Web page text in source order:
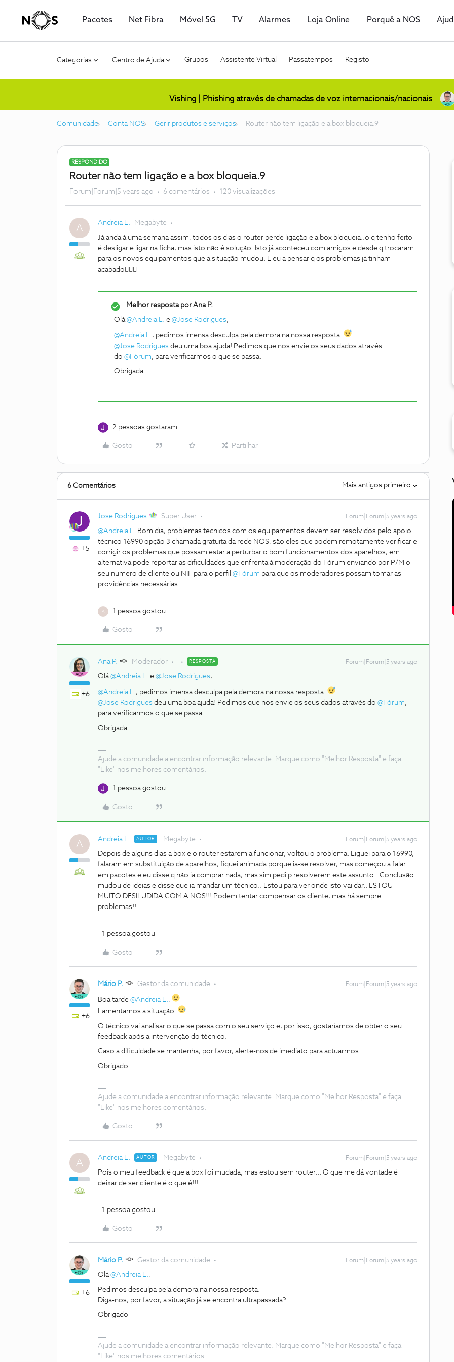
Pacotes Net Fibra Móvel 5G TV Alarmes Loja Online Porquê a NOS
Categorias Centro de Ajuda Grupos Assistente Virtual Passatempos Registo
Vishing | Phishing através de chamadas de voz internacionais/nacionais
Comunidade Conta NOS Gerir produtos e serviços Router não tem ligação e a box bloqueia.9
RESPONDIDO
Router não tem ligação e a box bloqueia.9
Forum|Forum|5 years ago 6 comentários 120 visualizações
A Andreia L. Megabyte
Já anda à uma semana assim, todos os dias o router perde ligação e a box bloqueia..o q tenho feito
é desligar e ligar na ficha, mas isto não é solução. Isto já aconteceu com amigos e desde q trocaram
para os novos equipamentos que a situação mudou. E eu a pensar q os problemas já tinham
acabado🤦🏻‍♀️
Melhor resposta porAna P.
Olá@Andreia L. e @Jose Rodrigues,
@Andreia L., pedimos imensa desculpa pela demora na nossa resposta.
@Jose Rodrigues deu uma boa ajuda! Pedimos que nos envie os seus dados através
do @Fórum, para verificarmos o que se passa.
Obrigada
2 pessoas gostaram
Gosto Partilhar
6 Comentários Mais antigos primeiro
+5
Jose Rodrigues Super User Forum|Forum|5 years ago
@Andreia L. Bom dia, problemas tecnicos com os equipamentos devem ser resolvidos pelo apoio
técnico 16990 opção 3 chamada gratuita da rede NOS, são eles que podem remotamente verificar e
corrigir os problemas que possam estar a perturbar o bom funcionamentos dos aparelhos, em
alternativa pode reportar as dificuldades que enfrenta à moderação do Fórum enviando por P/M o
seu numero de cliente ou NIF para o perfil @Fórum para que os moderadores possam tomar as
providências necessárias.
A 1 pessoa gostou
Gosto
+6
Ana P. Moderador RESPOSTA Forum|Forum|5 years ago
Olá@Andreia L. e @Jose Rodrigues,
@Andreia L., pedimos imensa desculpa pela demora na nossa resposta.
@Jose Rodrigues deu uma boa ajuda! Pedimos que nos envie os seus dados através do @Fórum,
para verificarmos o que se passa.
Obrigada
Ajude a comunidade a encontrar informação relevante. Marque como "Melhor Resposta" e faça
"Like" nos melhores comentários.
1 pessoa gostou
Gosto
A Andreia L. AUTOR Megabyte Forum|Forum|5 years ago
Depois de alguns dias a box e o router estarem a funcionar, voltou o problema. Liguei para o 16990,
falaram em substituição de aparelhos, fiquei animada porque ia-se resolver, mas começou a falar
em pacotes e eu disse q não ia comprar nada, mas sim pedi p resolverem este assunto.. Conclusão
mudou de ideias e disse que ia mandar um técnico.. Estou para ver onde isto vai dar.. ESTOU
MUITO DESILUDIDA COM A NOS!!! Podem tentar compensar os cliente, mas há sempre
problemas!!
1 pessoa gostou
Gosto
+6
Mário P. Gestor da comunidade Forum|Forum|5 years ago
Boa tarde @Andreia L.,
Lamentamos a situação.
O técnico vai analisar o que se passa com o seu serviço e, por isso, gostaríamos de obter o seu
feedback após a intervenção do técnico.
Caso a dificuldade se mantenha, por favor, alerte-nos de imediato para actuarmos.
Obrigado
Ajude a comunidade a encontrar informação relevante. Marque como "Melhor Resposta" e faça
"Like" nos melhores comentários.
Gosto
A Andreia L. AUTOR Megabyte Forum|Forum|5 years ago
Pois o meu feedback é que a box foi mudada, mas estou sem router... O que me dá vontade é
deixar de ser cliente é o que é!!!
1 pessoa gostou
Gosto
+6
Mário P. Gestor da comunidade Forum|Forum|5 years ago
Olá@Andreia L.,
Pedimos desculpa pela demora na nossa resposta.
Diga-nos, por favor, a situação já se encontra ultrapassada?
Obrigado
Ajude a comunidade a encontrar informação relevante. Marque como "Melhor Resposta" e faça
"Like" nos melhores comentários.